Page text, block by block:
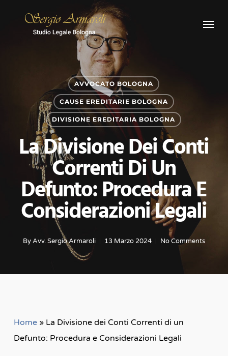
Menu
AVVOCATO BOLOGNA
CAUSE EREDITARIE BOLOGNA
DIVISIONE EREDITARIA BOLOGNA
La Divisione Dei Conti
Correnti Di Un
Defunto: Procedura E
Considerazioni Legali
ByAvv. Sergio Armaroli 13 Marzo 2024 No Comments
Home» La Divisione dei Conti Correnti di un
Defunto: Procedura e Considerazioni Legali